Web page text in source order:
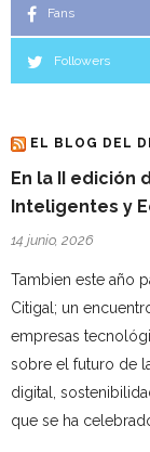
Fans
Followers
EL BLOG DEL
En la II edición
Inteligentes y
14 junio, 2026
Tambien este año
Citigal; un
empresas
sobre el futuro de
digital,
que se ha